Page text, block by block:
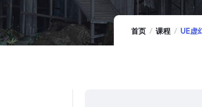
首页 课程 UE虚